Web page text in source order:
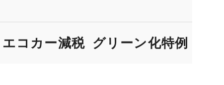
エコカー減税
グリーン化特例